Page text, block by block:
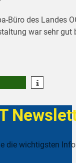
Büro des Landes
war sehr gut
die wichtigsten